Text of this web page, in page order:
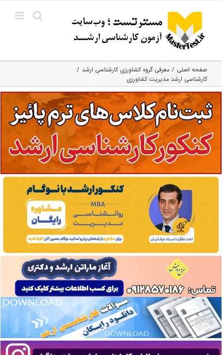
content
صفحه اصلی
معرفی گروه کشاورزی کارشناسی ارشد
کارشناسی ارشد مدیریت کشاورزی